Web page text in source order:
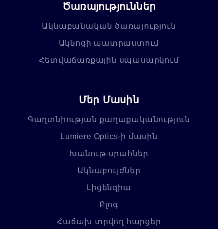
Ծառայություններ
Ակնաբանական ծառայություն
Ակնոցի պատրաստում
Հետվաճառքային սպասարկում
Մեր Մասին
Գաղտնիության քաղաքականություն
Lumiere Optics-ի մասին
Խանութ-սրահներ
Ակնաբույժներ
Լիցենզիա
Բլոգ
Հաճախ տրվող հարցեր